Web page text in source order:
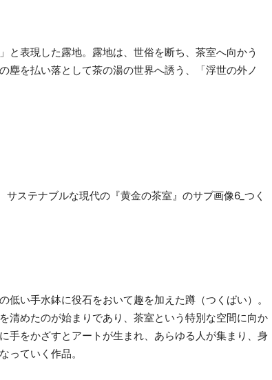
と表現した露地。露地は、世俗を断ち、茶室へ向かう
塵を払い落として茶の湯の世界へ誘う、「浮世の外ノ
い手水鉢に役石をおいて趣を加えた蹲（つくばい）。
清めたのが始まりであり、茶室という特別な空間に向か
手をかざすとアートが生まれ、あらゆる人が集まり、身
っていく作品。